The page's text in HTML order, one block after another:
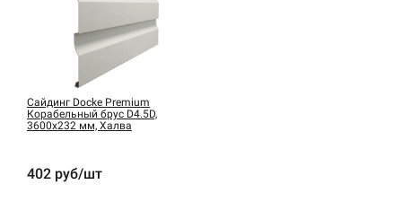
Сайдинг Docke Premium
Корабельный брус D4.5D,
3600х232 мм, Халва
402 руб/шт